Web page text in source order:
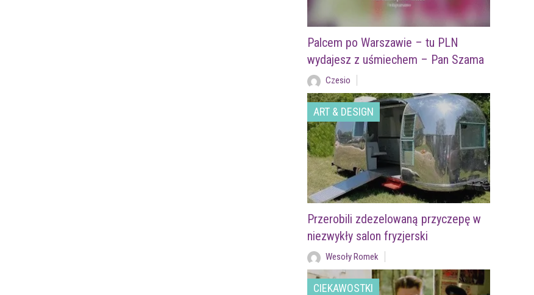
Palcem po Warszawie – tu PLN
wydajesz z uśmiechem – Pan Szama
Czesio
ART & DESIGN
Przerobili zdezelowaną przyczepę w
niezwykły salon fryzjerski
Wesoły Romek
CIEKAWOSTKI